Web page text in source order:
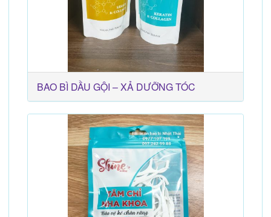
BAO BÌ DẦU GỘI – XẢ DƯỠNG TÓC